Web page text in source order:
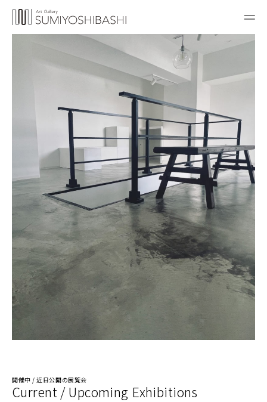
開催中 / 近日公開の展覧会
Current / Upcoming Exhibitions